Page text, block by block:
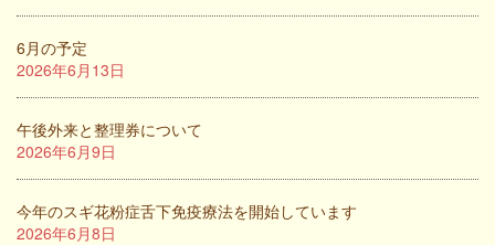
6月の予定
2026年6月13日
午後外来と整理券について
2026年6月9日
今年のスギ花粉症舌下免疫療法を開始しています
2026年6月8日